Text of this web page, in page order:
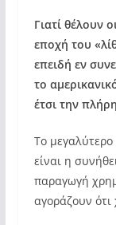
Γιατί θέλουν
εποχή του
επειδή εν
το
έτσι την
Το
είναι η
παραγωγή
αγοράζουν ότι